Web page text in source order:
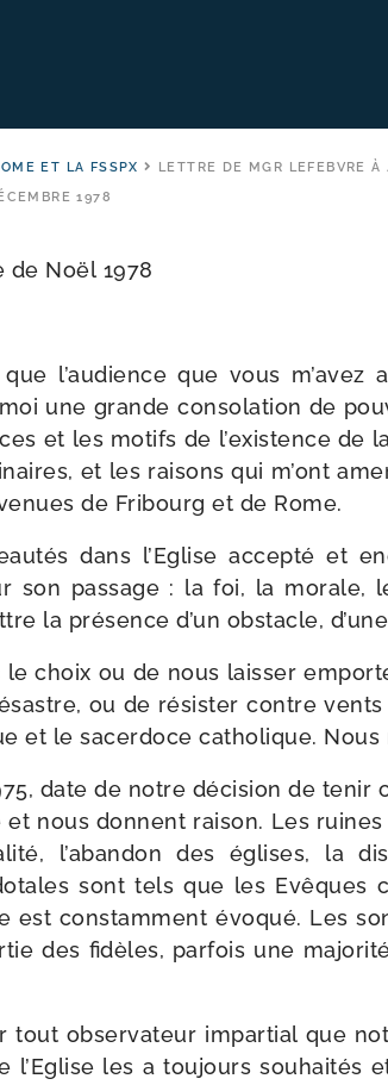
ET LA FSSPX
LETTRE DE MGR LEFEBVRE
1978
de Noël 1978
l’au­dience que vous m’a­vez
une grande conso­la­tion de
et les motifs de l’exis­tence de la
et les rai­sons qui m’ont
de Fribourg et de Rome.
dans l’Eglise accep­té et
son pas­sage : la foi, la morale,
la pré­sence d’un obs­tacle,
le choix ou de nous lais­ser
ou de résis­ter contre
et le sacer­doce catho­lique. Nous
date de notre déci­sion de tenir
nous donnent rai­son. Les ruines
l’a­ban­don des églises, la
sont tels que les Evêques
est constam­ment évo­qué. Les
des fidèles, par­fois une
tout obser­va­teur impar­tial que
l’Eglise les a tou­jours sou­hai­tés